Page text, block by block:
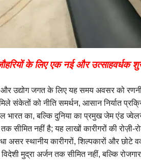
के लिए एक नई और उत्साहवर्धक
और उद्योग जगत के लिए यह समय अवसर को
संकेतों को नीति समर्थन, आसान निर्यात
भारत का, बल्कि दुनिया का प्रमुख जेम एंड
तक सीमित नहीं है; यह लाखों कारीगरों की
असर स्थानीय कारीगरों, शिल्पकारों और छोटे
मुद्रा अर्जन तक सीमित नहीं, बल्कि